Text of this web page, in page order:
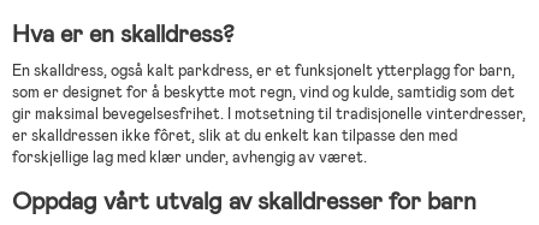
Hva er en skalldress?
En skalldress, også kalt parkdress, er et funksjonelt ytterplagg for barn,
som er designet for å beskytte mot regn, vind og kulde, samtidig som det
gir maksimal bevegelsesfrihet. I motsetning til tradisjonelle vinterdresser,
er skalldressen ikke fôret, slik at du enkelt kan tilpasse den med
forskjellige lag med klær under, avhengig av været.
Oppdag vårt utvalg av skalldresser for barn